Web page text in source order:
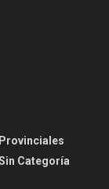
Provinciales
Categoría